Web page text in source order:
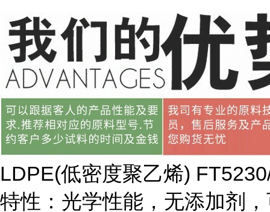
LDPE(低密度聚乙烯)
特性：光学性能，无添加剂